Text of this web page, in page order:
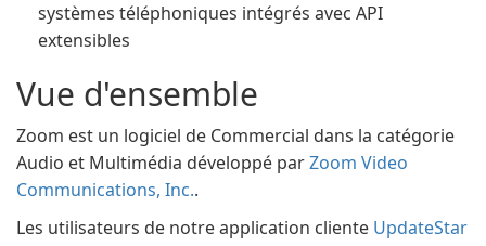
systèmes téléphoniques intégrés avec API
extensibles
Vue d'ensemble
Zoom est un logiciel de Commercial dans la catégorie
Audio et Multimédia développé parZoom Video
Communications, Inc..
Les utilisateurs de notre application cliente UpdateStar